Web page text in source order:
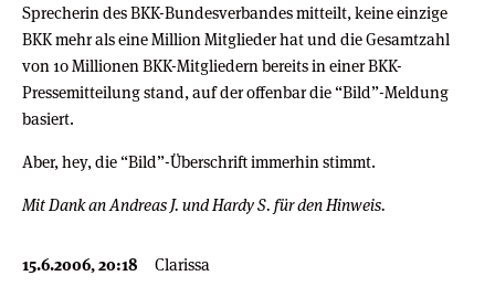
Sprecherin des BKK-Bundesverbandes mitteilt, keine einzige
BKK mehr als eine Million Mitglieder hat und die Gesamtzahl
von 10 Millionen BKK-Mitgliedern bereits in einer BKK-
Pressemitteilung stand, auf der offenbar die “Bild”-Meldung
basiert.
Aber, hey, die “Bild”-Überschrift immerhin stimmt.
Mit Dank an Andreas J. und Hardy S. für den Hinweis.
15.6.2006, 20:18 Clarissa